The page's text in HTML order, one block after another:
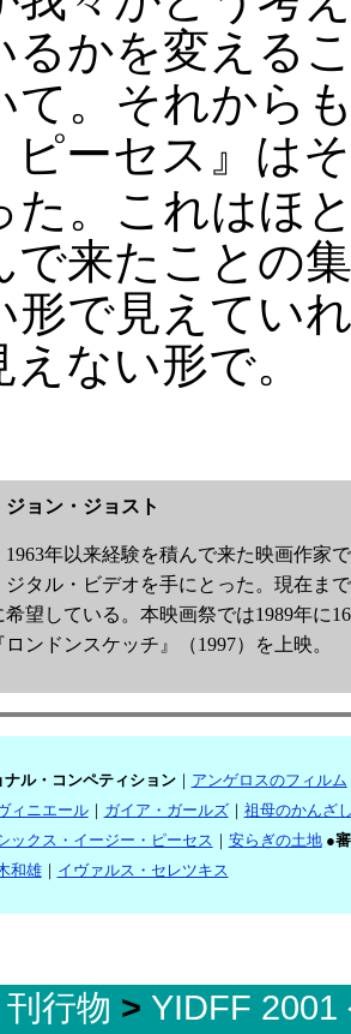
るかを変える
て。それから
ピーセス』は
た。これはほ
で来たことの
形で見えてい
えない形で。
ジョン・ジョスト
1963年以来経験を積んで来た映画作家
ジタル・ビデオを手にとった。現在ま
望している。本映画祭では1989年に
ンドンスケッチ』（1997）を上映。
ナル・コンペティション｜ アンゲロスのフィルム
ィニエール｜ ガイア・ガールズ｜ 祖母のかんざ
ックス・イージー・ピーセス ｜ 安らぎの土地●
和雄｜ イヴァルス・セレツキス
刊行物 > YIDFF